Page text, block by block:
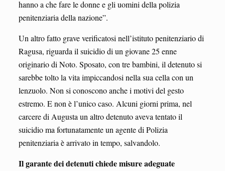
hanno a che fare le donne e gli uomini della polizia
penitenziaria della nazione”.
Un altro fatto grave verificatosi nell’istituto penitenziario di
Ragusa, riguarda il suicidio di un giovane 25 enne
originario di Noto. Sposato, con tre bambini, il detenuto si
sarebbe tolto la vita impiccandosi nella sua cella con un
lenzuolo. Non si conoscono anche i motivi del gesto
estremo. E non è l’unico caso. Alcuni giorni prima, nel
carcere di Augusta un altro detenuto aveva tentato il
suicidio ma fortunatamente un agente di Polizia
penitenziaria è arrivato in tempo, salvandolo.
Il garante dei detenuti chiede misure adeguate